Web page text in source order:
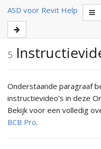
ASD voor Revit Help
5
Onderstaande paragraaf
instructievideo's in deze
Bekijk voor een volledig
BCB Pro.